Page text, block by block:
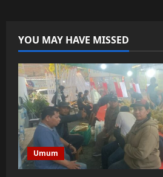
YOU MAY HAVE MISSED
Umum